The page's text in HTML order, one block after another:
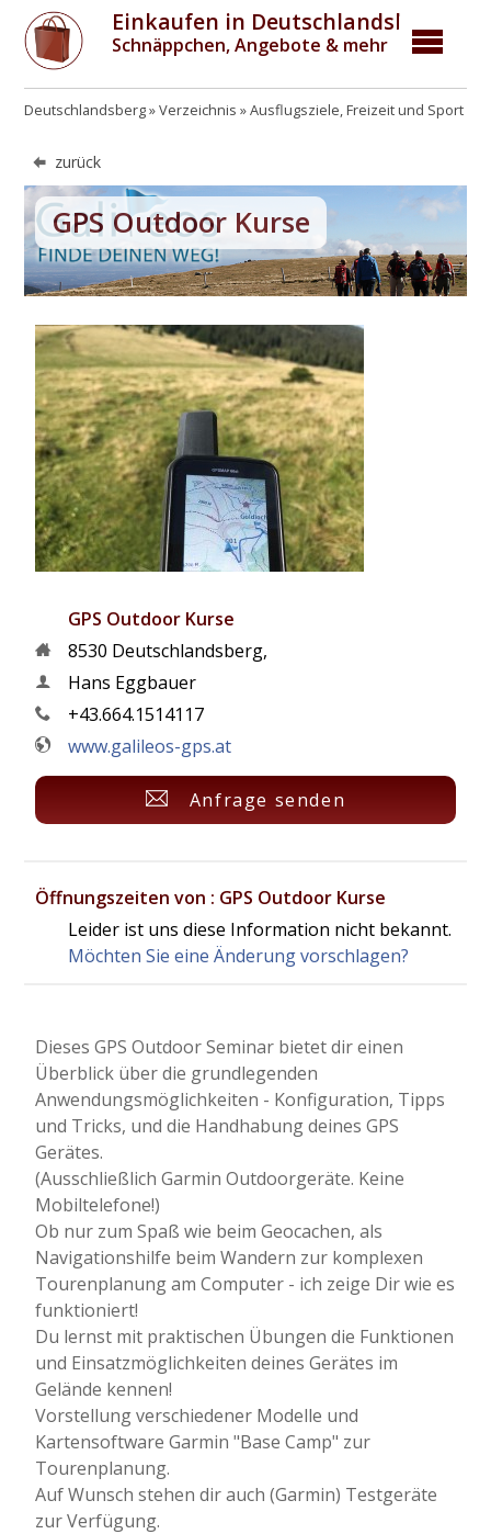
Einkaufen in Deutschlandsberg
Schnäppchen, Angebote & mehr
Deutschlandsberg Verzeichnis Ausflugsziele, Freizeit und Sport
zurück
GPS Outdoor Kurse
GPS Outdoor Kurse
8530 Deutschlandsberg,
Hans Eggbauer
+43.664.1514117
www.galileos-gps.at
Anfrage senden
Öffnungszeiten von : GPS Outdoor Kurse
Leider ist uns diese Information nicht bekannt.
Möchten Sie eine Änderung vorschlagen?
Dieses GPS Outdoor Seminar bietet dir einen
Überblick über die grundlegenden
Anwendungsmöglichkeiten - Konfiguration, Tipps
und Tricks, und die Handhabung deines GPS
Gerätes.
(Ausschließlich Garmin Outdoorgeräte. Keine
Mobiltelefone!)
Ob nur zum Spaß wie beim Geocachen, als
Navigationshilfe beim Wandern zur komplexen
Tourenplanung am Computer - ich zeige Dir wie es
funktioniert!
Du lernst mit praktischen Übungen die Funktionen
und Einsatzmöglichkeiten deines Gerätes im
Gelände kennen!
Vorstellung verschiedener Modelle und
Kartensoftware Garmin "Base Camp" zur
Tourenplanung.
Auf Wunsch stehen dir auch (Garmin) Testgeräte
zur Verfügung.